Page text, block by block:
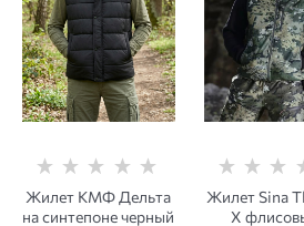
Жилет КМФ Дельта
на синтепоне черный
Жилет Sina
Х